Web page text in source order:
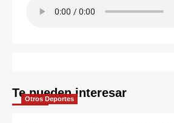
Te pueden interesar
Otros Deportes